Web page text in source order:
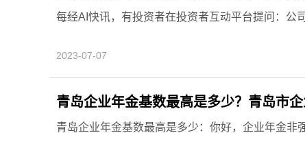
每经AI快讯，有投资者在投资者互动平台提问：公
2023-07-07
青岛企业年金基数最高是多少？青岛市
青岛企业年金基数最高是多少：你好，企业年金非